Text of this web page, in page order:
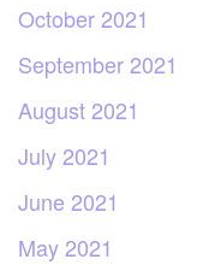
October 2021
September 2021
August 2021
July 2021
June 2021
May 2021